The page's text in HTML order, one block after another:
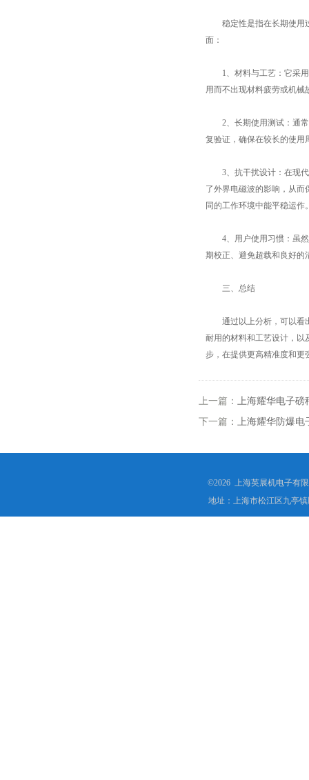
稳定性是指在长期使用过
面：
1、材料与工艺：它采用
用而不出现材料疲劳或机械
2、长期使用测试：通常
复验证，确保在较长的使用
3、抗干扰设计：在现代
了外界电磁波的影响，从
同的工作环境中能平稳运作
4、用户使用习惯：虽然
期校正、避免超载和良好的
三、总结
通过以上分析，可以看出
耐用的材料和工艺设计，以
步，在提供更高精准度和更
上一篇： 上海耀华电子磅
下一篇： 上海耀华防爆电
©2026 上海英展机电子有
地址：上海市松江区九亭镇